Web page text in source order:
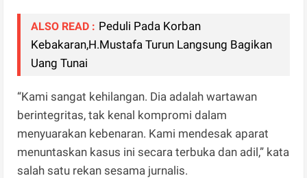
ALSO READ : Peduli Pada Korban
Kebakaran,H.Mustafa Turun Langsung Bagikan
Uang Tunai
“Kami sangat kehilangan. Dia adalah wartawan
berintegritas, tak kenal kompromi dalam
menyuarakan kebenaran. Kami mendesak aparat
menuntaskan kasus ini secara terbuka dan adil,” kata
salah satu rekan sesama jurnalis.